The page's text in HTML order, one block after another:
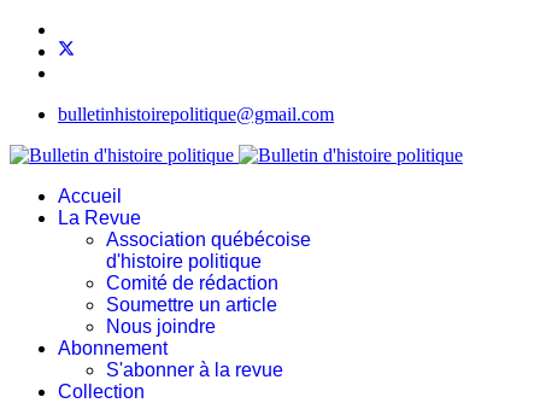
bulletinhistoirepolitique@gmail.com
Accueil
La Revue
Association québécoise
d'histoire politique
Comité de rédaction
Soumettre un article
Nous joindre
Abonnement
S'abonner à la revue
Collection